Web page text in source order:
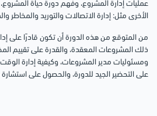
عمليات إدارة المشروع، وفهم دورة حياة
الأخرى مثل: إدارة الاتصالات والتوريد والمخاطر
من المتوقع من هذه الدورة أن تكون قادرًا على
ذلك المشروعات المعقدة، والقدرة على تقييم
ومسئوليات مدير المشروعات، وكيفية إدارة
على التحضير الجيد للدورة، والحصول على